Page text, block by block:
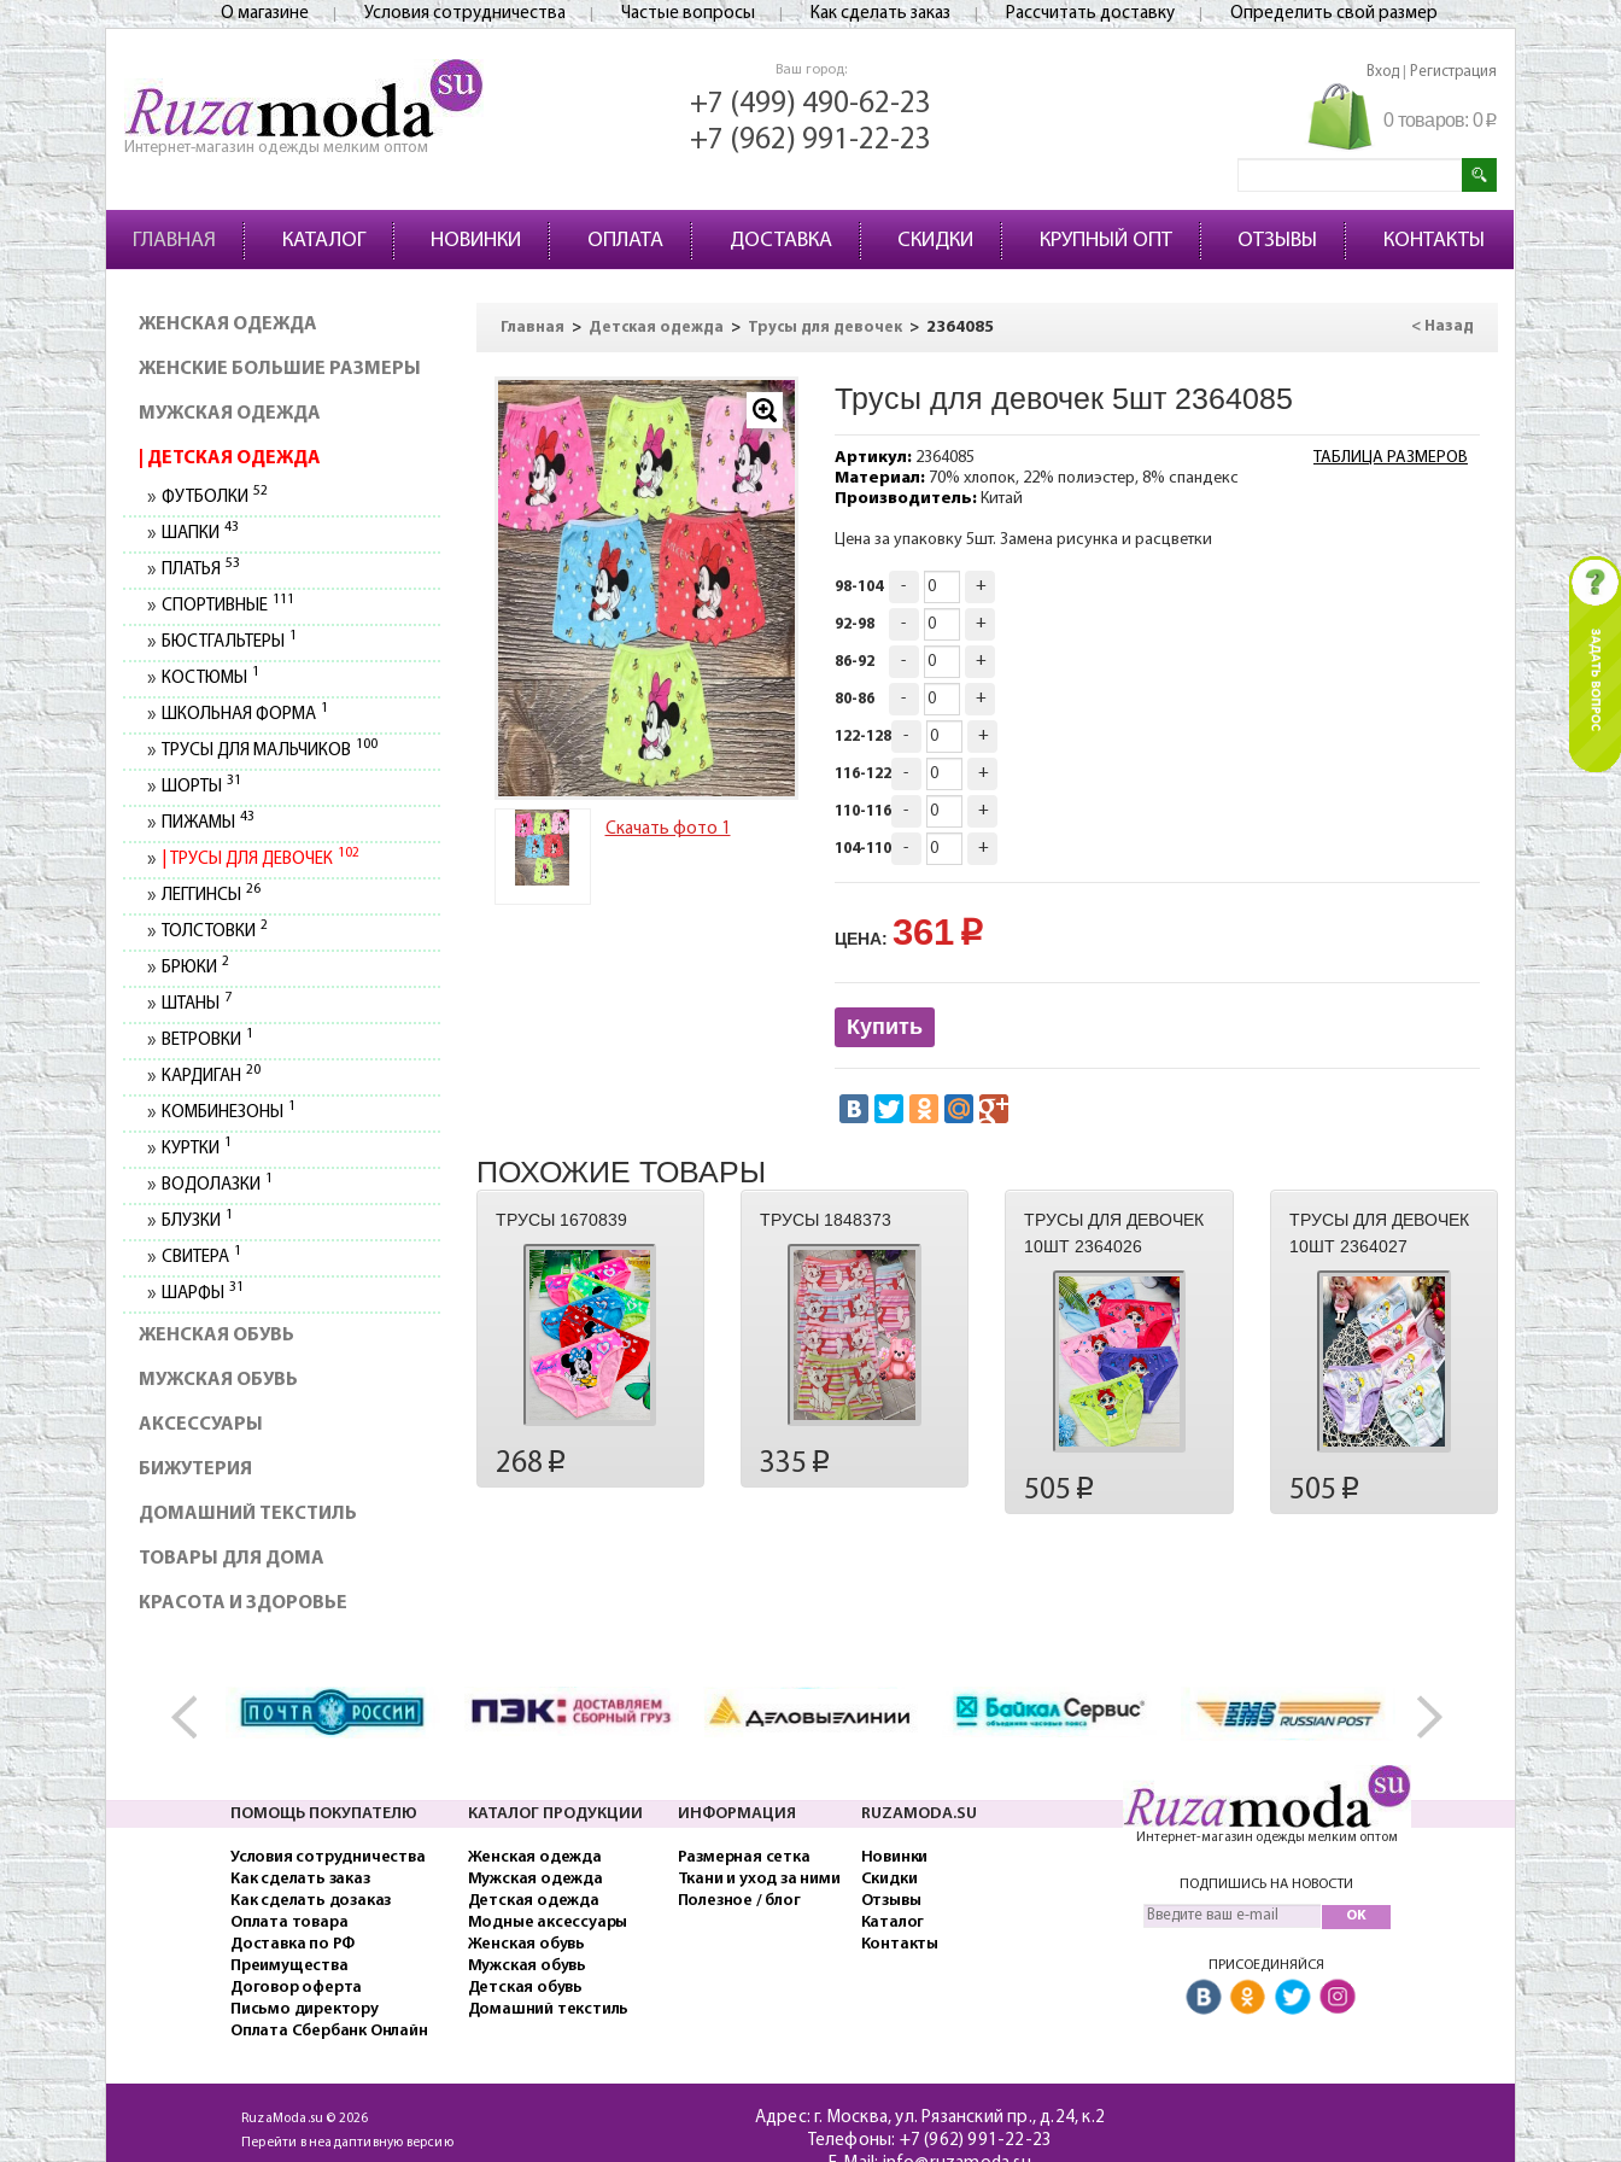
О магазине Условия сотрудничества Частые вопросы Как сделать заказ Рассчитать доставку Определить свой размер
Интернет-магазин одежды мелким оптом
Ваш город:
+7 (499) 490-62-23
+7 (962) 991-22-23
Вход Регистрация
0 товаров: 0p
ГЛАВНАЯ КАТАЛОГ НОВИНКИ ОПЛАТА ДОСТАВКА СКИДКИ КРУПНЫЙ ОПТ ОТЗЫВЫ КОНТАКТЫ
ЖЕНСКАЯ ОДЕЖДА
ЖЕНСКИЕ БОЛЬШИЕ РАЗМЕРЫ
МУЖСКАЯ ОДЕЖДА
ДЕТСКАЯ ОДЕЖДА
ФУТБОЛКИ 52
ШАПКИ 43
ПЛАТЬЯ 53
СПОРТИВНЫЕ 111
БЮСТГАЛЬТЕРЫ 1
КОСТЮМЫ 1
ШКОЛЬНАЯ ФОРМА 1
ТРУСЫ ДЛЯ МАЛЬЧИКОВ 100
ШОРТЫ 31
ПИЖАМЫ 43
ТРУСЫ ДЛЯ ДЕВОЧЕК 102
ЛЕГГИНСЫ 26
ТОЛСТОВКИ 2
БРЮКИ 2
ШТАНЫ 7
ВЕТРОВКИ 1
КАРДИГАН 20
КОМБИНЕЗОНЫ 1
КУРТКИ 1
ВОДОЛАЗКИ 1
БЛУЗКИ 1
СВИТЕРА 1
ШАРФЫ 31
ЖЕНСКАЯ ОБУВЬ
МУЖСКАЯ ОБУВЬ
АКСЕССУАРЫ
БИЖУТЕРИЯ
ДОМАШНИЙ ТЕКСТИЛЬ
ТОВАРЫ ДЛЯ ДОМА
КРАСОТА И ЗДОРОВЬЕ
Главная > Детская одежда > Трусы для девочек > 2364085 < Назад
Скачать фото 1
Трусы для девочек 5шт 2364085
ТАБЛИЦА РАЗМЕРОВ
Артикул:2364085
Материал:70% хлопок, 22% полиэстер, 8% спандекс
Производитель:Китай
Цена за упаковку 5шт. Замена рисунка и расцветки
98-104 - +
92-98 - +
86-92 - +
80-86 - +
122-128 - +
116-122 - +
110-116 - +
104-110 - +
ЦЕНА: 361 p
Купить
ПОХОЖИЕ ТОВАРЫ
ТРУСЫ 1670839
268 p
ТРУСЫ 1848373
335 p
ТРУСЫ ДЛЯ ДЕВОЧЕК
10ШТ 2364026
505 p
ТРУСЫ ДЛЯ ДЕВОЧЕК
10ШТ 2364027
505 p
ПОМОЩЬ ПОКУПАТЕЛЮ
Условия сотрудничества
Как сделать заказ
Как сделать дозаказ
Оплата товара
Доставка по РФ
Преимущества
Договор оферта
Письмо директору
Оплата Сбербанк Онлайн
КАТАЛОГ ПРОДУКЦИИ
Женская одежда
Мужская одежда
Детская одежда
Модные аксессуары
Женская обувь
Мужская обувь
Детская обувь
Домашний текстиль
ИНФОРМАЦИЯ
Размерная сетка
Ткани и уход за ними
Полезное / блог
RUZAMODA.SU
Новинки
Скидки
Отзывы
Каталог
Контакты
Интернет-магазин одежды мелким оптом
ПОДПИШИСЬ НА НОВОСТИ
OK
ПРИСОЕДИНЯЙСЯ
RuzaModa.su © 2026
Перейти в неадаптивную версию
Адрес: г. Москва, ул. Рязанский пр., д.24, к.2
Телефоны: +7 (962) 991-22-23